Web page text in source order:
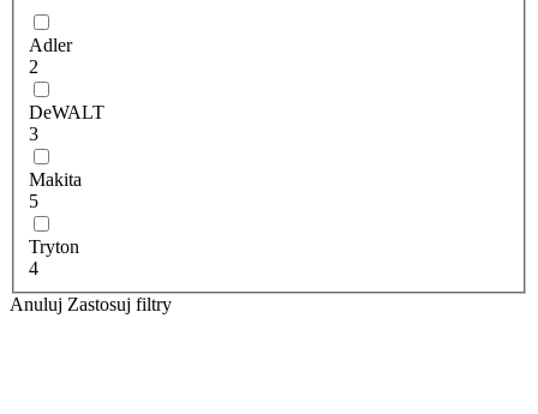
Adler
2
DeWALT
3
Makita
5
Tryton
4
Anuluj Zastosuj filtry